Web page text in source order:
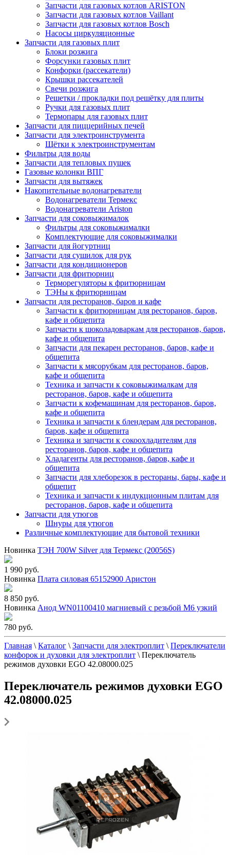
Запчасти для газовых котлов ARISTON
Запчасти для газовых котлов Vaillant
Запчасти для газовых котлов Bosch
Насосы циркуляционные
Запчасти для газовых плит
Блоки розжига
Форсунки газовых плит
Конфорки (рассекатели)
Крышки рассекателей
Свечи розжига
Решетки / прокладки под решётку для плиты
Ручки для газовых плит
Термопары для газовых плит
Запчасти для пиццерийных печей
Запчасти для электроинструмента
Щётки к электроинструментам
Фильтры для воды
Запчасти для тепловых пушек
Газовые колонки ВПГ
Запчасти для вытяжек
Накопительные водонагреватели
Водонагреватели Термекс
Водонагреватели Ariston
Запчасти для соковыжималок
Фильтры для соковыжималки
Комплектующие для соковыжималки
Запчасти для йогуртниц
Запчасти для сушилок для рук
Запчасти для кондиционеров
Запчасти для фритюрниц
Терморегуляторы к фритюрницам
ТЭНы к фритюрницам
Запчасти для ресторанов, баров и кафе
Запчасти к фритюрницам для ресторанов, баров,
кафе и общепита
Запчасти к шоколадоваркам для ресторанов, баров,
кафе и общепита
Запчасти для пекарен ресторанов, баров, кафе и
общепита
Запчасти к мясорубкам для ресторанов, баров,
кафе и общепита
Техника и запчасти к соковыжималкам для
ресторанов, баров, кафе и общепита
Запчасти к кофемашинам для ресторанов, баров,
кафе и общепита
Техника и запчасти к блендерам для ресторанов,
баров, кафе и общепита
Техника и запчасти к сокоохладителям для
ресторанов, баров, кафе и общепита
Хладагенты для ресторанов, баров, кафе и
общепита
Запчасти для хлеборезок в рестораны, бары, кафе и
общепит
Техника и запчасти к индукционным плитам для
ресторанов, баров, кафе и общепита
Запчасти для утюгов
Шнуры для утюгов
Различные комплектующие для бытовой техники
Новинка ТЭН 700W Silver для Термекс (20056S)
1 990 руб.
Новинка Плата силовая 65152900 Аристон
8 850 руб.
Новинка Анод WN01100410 магниевый с резьбой М6 узкий
780 руб.
Главная \ Каталог \ Запчасти для электроплит \ Переключатели
конфорок и духовки для электроплит \ Переключатель
режимов духовки EGO 42.08000.025
Переключатель режимов духовки EGO
42.08000.025